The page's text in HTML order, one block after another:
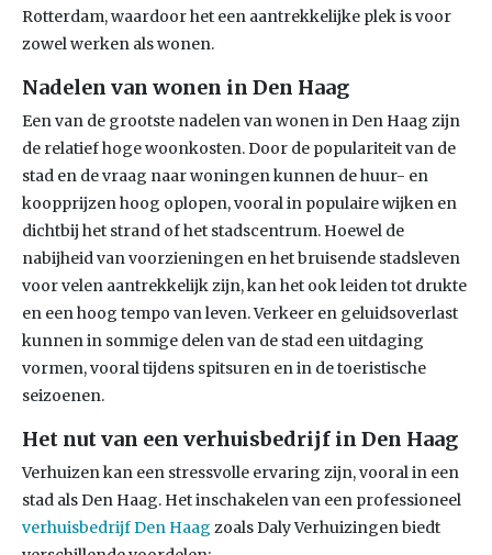
Rotterdam, waardoor het een aantrekkelijke plek is voor
zowel werken als wonen.
Nadelen van wonen in Den Haag
Een van de grootste nadelen van wonen in Den Haag zijn
de relatief hoge woonkosten. Door de populariteit van de
stad en de vraag naar woningen kunnen de huur- en
koopprijzen hoog oplopen, vooral in populaire wijken en
dichtbij het strand of het stadscentrum. Hoewel de
nabijheid van voorzieningen en het bruisende stadsleven
voor velen aantrekkelijk zijn, kan het ook leiden tot drukte
en een hoog tempo van leven. Verkeer en geluidsoverlast
kunnen in sommige delen van de stad een uitdaging
vormen, vooral tijdens spitsuren en in de toeristische
seizoenen.
Het nut van een verhuisbedrijf in Den Haag
Verhuizen kan een stressvolle ervaring zijn, vooral in een
stad als Den Haag. Het inschakelen van een professioneel
verhuisbedrijf Den Haag zoals Daly Verhuizingen biedt